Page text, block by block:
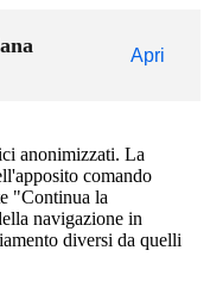
Apri
anonimizzati. La
comando
"Continua la
navigazione in
diversi da quelli